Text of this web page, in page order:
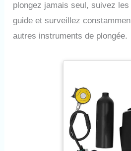
plongez jamais seul, suivez
guide et surveillez
autres instruments de plongée.